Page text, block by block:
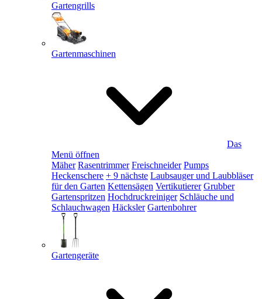
Gartengrills
Gartenmaschinen
Das
Menü öffnen
Mäher Rasentrimmer Freischneider Pumps
Heckenschere + 9 nächste Laubsauger und Laubbläser
für den Garten Kettensägen Vertikutierer Grubber
Gartenspritzen Hochdruckreiniger Schläuche und
Schlauchwagen Häcksler Gartenbohrer
Gartengeräte